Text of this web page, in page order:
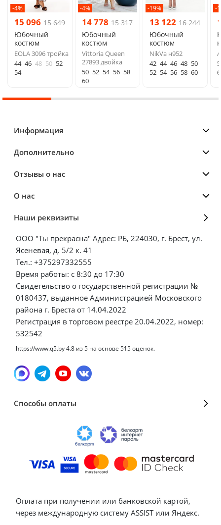
-4%
15 096 15 649
Юбочный
костюм
EOLA 3096 тройка
44 46 48 50 52
54
-4%
14 778 15 317
Юбочный
костюм
Vittoria Queen
27893 двойка
50 52 54 56 58
60
-19%
13 122 16 244
Юбочный
костюм
NikVa н952
42 44 46 48 50
52 54 56 58 60
-
Информация
Дополнительно
Отзывы о нас
О нас
Наши реквизиты
ООО "Ты прекрасна" Адрес: РБ, 224030, г. Брест, ул.
Ясеневая, д. 5/2 к. 41
Тел.: +375297332555
Время работы: с 8:30 до 17:30
Свидетельство о государственной регистрации №
0180437, выданное Администрацией Московского
района г. Бреста от 14.04.2022
Регистрация в торговом реестре 20.04.2022, номер:
532542
https://www.q5.by4.8 из5 на основе 515оценок.
Способы оплаты
Оплата при получении или банковской картой,
через международную систему ASSIST или Яндекс.